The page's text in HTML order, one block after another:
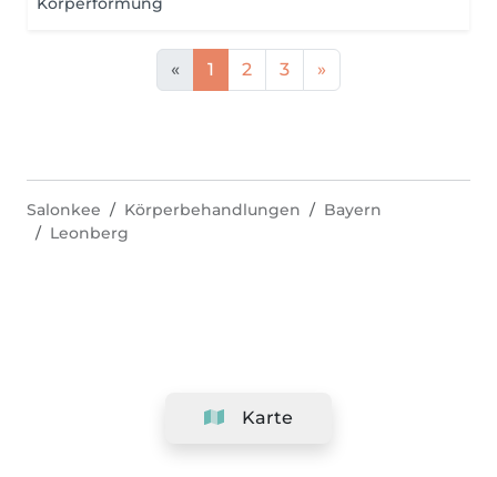
« 1 2 3 »
Karte
Salonkee Körperbehandlungen
Bayern
Leonberg